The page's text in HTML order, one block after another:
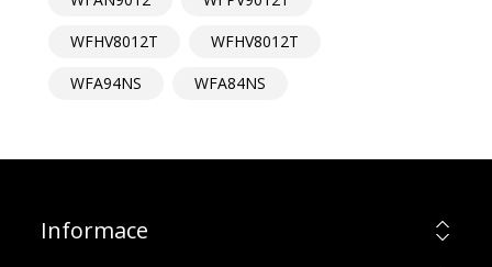
WFHV8012T
WFHV8012T
WFA94NS
WFA84NS
Informace